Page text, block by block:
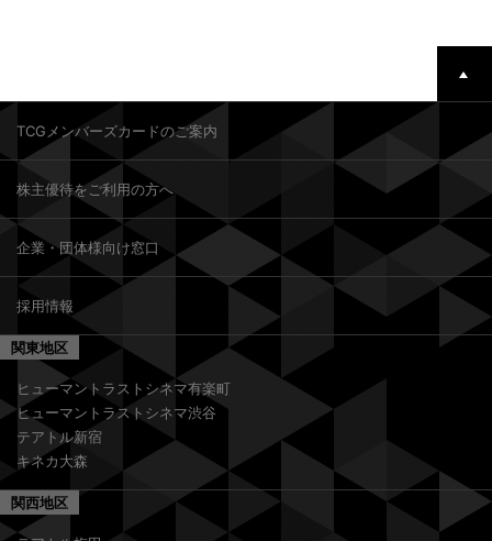
TCGメンバーズカードのご案内
株主優待をご利用の方へ
企業・団体様向け窓口
採用情報
関東地区
ヒューマントラストシネマ有楽町
ヒューマントラストシネマ渋谷
テアトル新宿
キネカ大森
関西地区